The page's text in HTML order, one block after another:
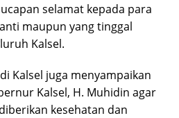
selamat kepada para
maupun yang tinggal
Kalsel.
Kalsel juga menyampaikan
Kalsel, H. Muhidin agar
kesehatan dan